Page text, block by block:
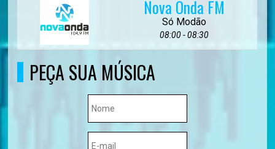
Nova Onda FM
Só Modão
08:00 - 08:30
PEÇA SUA MÚSICA